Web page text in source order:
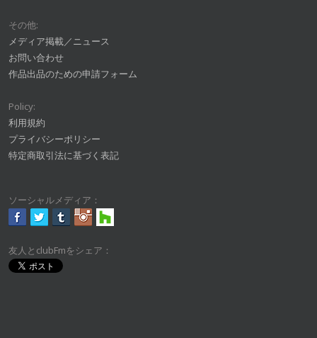
その他:
メディア掲載／ニュース
お問い合わせ
作品出品のための申請フォーム
Policy:
利用規約
プライバシーポリシー
特定商取引法に基づく表記
ソーシャルメディア：
友人とclubFmをシェア：